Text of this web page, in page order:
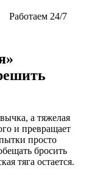
Работаем 24/7
а тяжелая
и превращает
просто
бросить
тяга остается.